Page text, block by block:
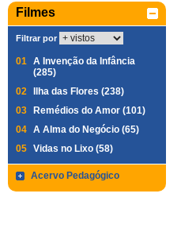
Filmes
Filtrar por
01 A Invenção da Infância
(285)
02
Ilha das Flores (238)
03
Remédios do Amor (101)
04 A Alma do Negócio (65)
05 Vidas no Lixo (58)
Acervo Pedagógico